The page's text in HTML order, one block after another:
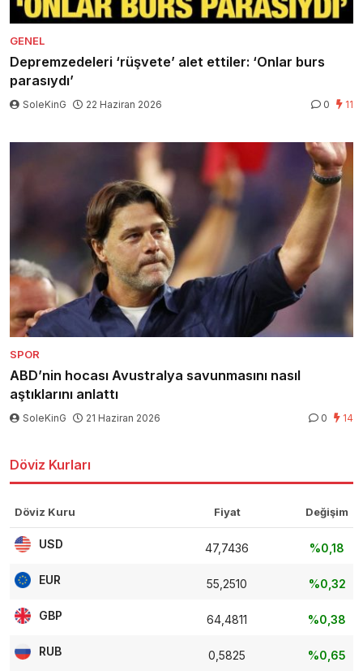
GENEL
Depremzedeleri ‘rüşvete’ alet ettiler: ‘Onlar burs
parasıydı’
SoleKinG 22 Haziran 2026 0 11
SPOR
ABD’nin hocası Avustralya savunmasını nasıl
aştıklarını anlattı
SoleKinG 21 Haziran 2026 0 14
Döviz Kurları
Döviz Kuru Fiyat Değişim
USD 47,7436 %0,18
EUR 55,2510 %0,32
GBP 64,4811 %0,38
RUB 0,5825 %0,65